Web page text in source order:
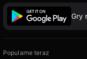
Gry
Popularne teraz